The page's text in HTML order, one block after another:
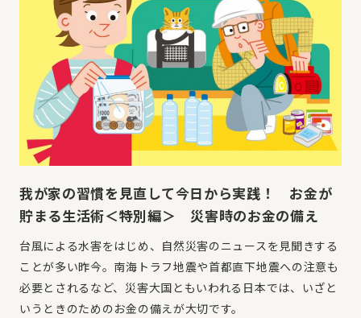
我が家の習慣を見直して今日から実践！ お金が
貯まる生活術＜特別編＞ 災害時のお金の備え
台風による水害をはじめ、自然災害のニュースを見聞きする
ことが多い昨今。南海トラフ地震や首都直下地震への注意も
必要とされるなど、災害大国ともいわれる日本では、いざと
いうときのためのお金の備えが大切です。